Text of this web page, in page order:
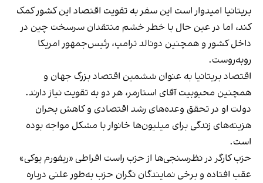
بریتانیا امیدوار است این سفر به تقویت اقتصاد این کشور کمک
کند، اما در عین حال با خطر خشم منتقدان سرسخت چین در
داخل کشور و همچنین دونالد ترامپ، رئیس‌جمهور امریکا
روبه‌روست.
اقتصاد بریتانیا به عنوان ششمین اقتصاد بزرگ جهان و
همچنین محبوبیت آقای استارمر، هر دو به تقویت نیاز دارند.
دولت او در تحقق وعده‌های رشد اقتصادی و کاهش بحران
هزینه‌های زندگی برای میلیون‌ها خانوار با مشکل مواجه بوده
است.
حزب کارگر در نظرسنجی‌ها از حزب راست افراطی «ریفورم یوکی»
عقب افتاده و برخی نمایندگان نگران حزب به‌طور علنی درباره